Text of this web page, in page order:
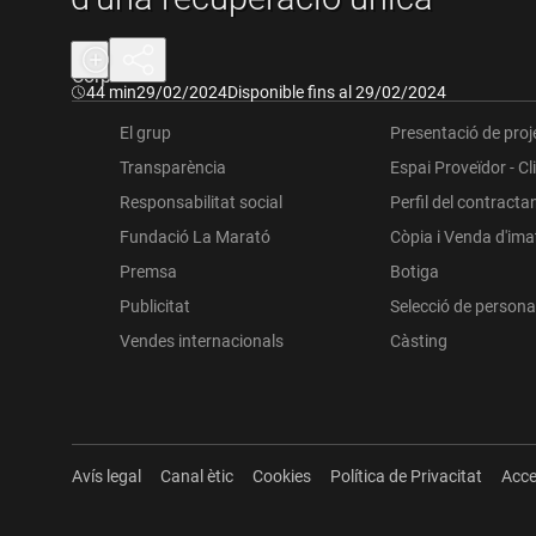
Durada:
44 min29/02/2024Disponible fins al 29/02/2024
segle XXI.
El 2020 es va començar un procés important de
que les aigües del nou estany siguin tan semblants
dècades.
Corporatiu
El grup
Transparència
Responsabilitat social
Fundació La Marató
Premsa
Publicitat
Vendes internacionals
Presentació de
Espai Proveïdor -
Perfil del
Còpia i Venda
Botiga
Selecció de personal
Càsting
Avís legal Canal ètic Cookies Política de Privacitat